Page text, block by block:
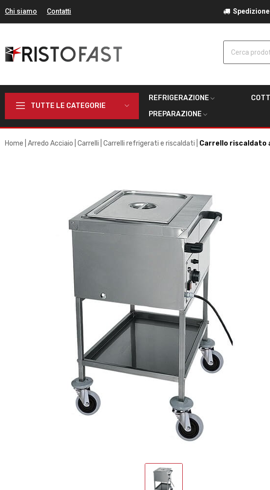
Chi siamo Contatti
Cerca
TUTTE LE CATEGORIE
REFRIGERAZIONE
PREPARAZIONE
Home Arredo Acciaio Carrelli Carrelli refrigerati e riscaldati Carrello riscaldato